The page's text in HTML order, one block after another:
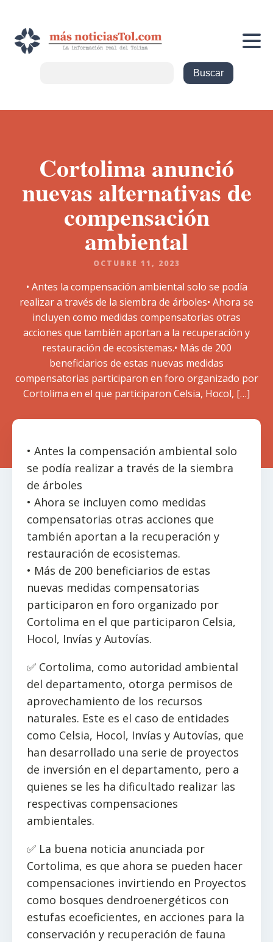
Cortolima anunció
nuevas alternativas de
compensación
ambiental
OCTUBRE 11, 2023
• Antes la compensación ambiental solo se podía
realizar a través de la siembra de árboles• Ahora se
incluyen como medidas compensatorias otras
acciones que también aportan a la recuperación y
restauración de ecosistemas.• Más de 200
beneficiarios de estas nuevas medidas
compensatorias participaron en foro organizado por
Cortolima en el que participaron Celsia, Hocol, […]
• Antes la compensación ambiental solo
se podía realizar a través de la siembra
de árboles
• Ahora se incluyen como medidas
compensatorias otras acciones que
también aportan a la recuperación y
restauración de ecosistemas.
• Más de 200 beneficiarios de estas
nuevas medidas compensatorias
participaron en foro organizado por
Cortolima en el que participaron Celsia,
Hocol, Invías y Autovías.
✅ Cortolima, como autoridad ambiental
del departamento, otorga permisos de
aprovechamiento de los recursos
naturales. Este es el caso de entidades
como Celsia, Hocol, Invías y Autovías, que
han desarrollado una serie de proyectos
de inversión en el departamento, pero a
quienes se les ha dificultado realizar las
respectivas compensaciones
ambientales.
✅ La buena noticia anunciada por
Cortolima, es que ahora se pueden hacer
compensaciones invirtiendo en Proyectos
como bosques dendroenergéticos con
estufas ecoeficientes, en acciones para la
conservación y recuperación de fauna